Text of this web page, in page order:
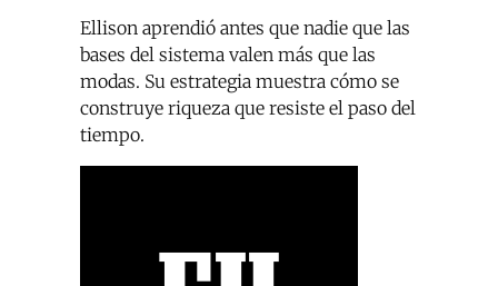
Ellison aprendió antes que nadie que las
bases del sistema valen más que las
modas. Su estrategia muestra cómo se
construye riqueza que resiste el paso del
tiempo.